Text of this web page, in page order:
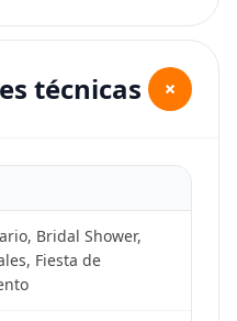
técnicas +
Bridal Shower,
Fiesta de